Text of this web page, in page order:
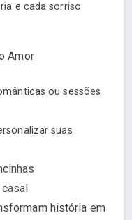
e cada sorriso
Amor
ou sessões
suas
história em